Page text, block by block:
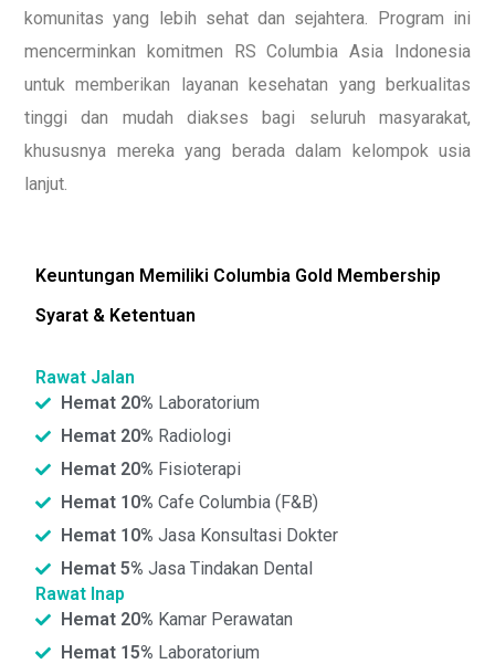
komunitas yang lebih sehat dan sejahtera. Program ini
mencerminkan komitmen RS Columbia Asia Indonesia
untuk memberikan layanan kesehatan yang berkualitas
tinggi dan mudah diakses bagi seluruh masyarakat,
khususnya mereka yang berada dalam kelompok usia
lanjut.
Keuntungan Memiliki Columbia Gold Membership
Syarat & Ketentuan
Rawat Jalan
Hemat 20% Laboratorium
Hemat 20% Radiologi
Hemat 20% Fisioterapi
Hemat 10% Cafe Columbia (F&B)
Hemat 10% Jasa Konsultasi Dokter
Hemat 5% Jasa Tindakan Dental
Rawat Inap
Hemat 20% Kamar Perawatan
Hemat 15% Laboratorium